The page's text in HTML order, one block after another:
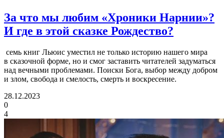
За что мы любим «Хроники Нарнии»?
И где в этой сказке Рождество?
семь книг Льюис уместил не только историю нашего мира
в сказочной форме, но и смог заставить читателей задуматься
над вечными проблемами. Поиски Бога, выбор между добром
и злом, свобода и смелость, смерть и воскресение.
28.12.2023
0
4